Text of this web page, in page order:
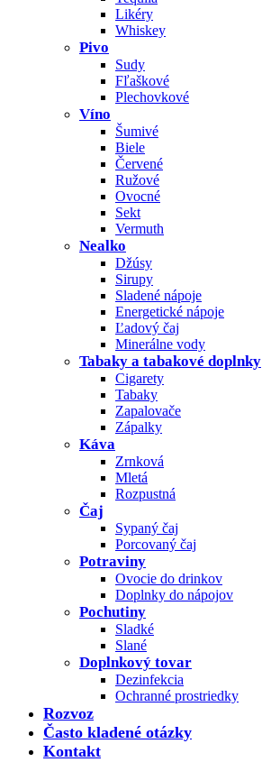
Likéry
Whiskey
Pivo
Sudy
Fľaškové
Plechovkové
Víno
Šumivé
Biele
Červené
Ružové
Ovocné
Sekt
Vermuth
Nealko
Džúsy
Sirupy
Sladené nápoje
Energetické nápoje
Ľadový čaj
Minerálne vody
Tabaky a tabakové doplnky
Cigarety
Tabaky
Zapalovače
Zápalky
Káva
Zrnková
Mletá
Rozpustná
Čaj
Sypaný čaj
Porcovaný čaj
Potraviny
Ovocie do drinkov
Doplnky do nápojov
Pochutiny
Sladké
Slané
Doplnkový tovar
Dezinfekcia
Ochranné prostriedky
Rozvoz
Často kladené otázky
Kontakt